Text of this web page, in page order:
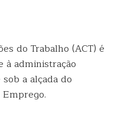
do Trabalho (ACT) é
à administração
a alçada do